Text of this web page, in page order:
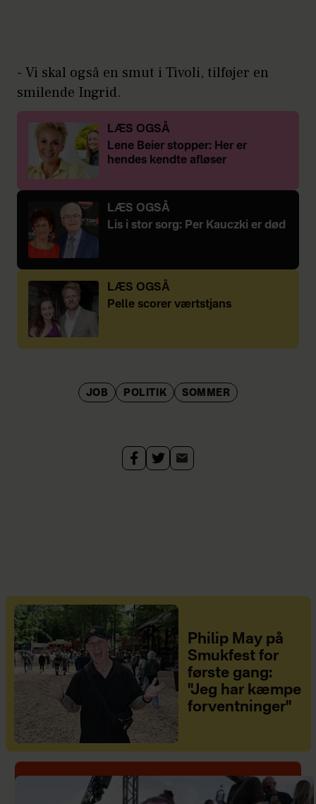
- Vi skal også en smut i Tivoli, tilføjer en
smilende Ingrid.
LÆS OGSÅ
Lene Beier stopper: Her er
hendes kendte afløser
LÆS OGSÅ
Lis i stor sorg: Per Kauczki er død
LÆS OGSÅ
Pelle scorer værtstjans
JOB POLITIK SOMMER
Philip May på
Smukfest for
første gang:
"Jeg har kæmpe
forventninger"